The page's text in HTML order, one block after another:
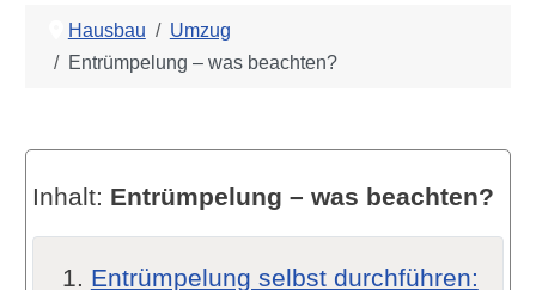
Hausbau
Umzug
Entrümpelung – was beachten?
Inhalt: Entrümpelung – was beachten?
Entrümpelung selbst durchführen: